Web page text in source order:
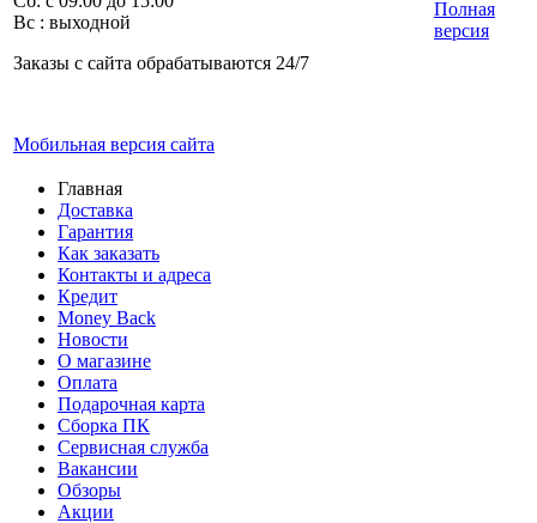
Вс : выходной
Заказы с сайта обрабатываются 24/7
Мобильная версия сайта
Полная
версия
Главная
Доставка
Гарантия
Как заказать
Контакты и адреса
Кредит
Money Back
Новости
О магазине
Оплата
Подарочная карта
Сборка ПК
Сервисная служба
Вакансии
Обзоры
Акции